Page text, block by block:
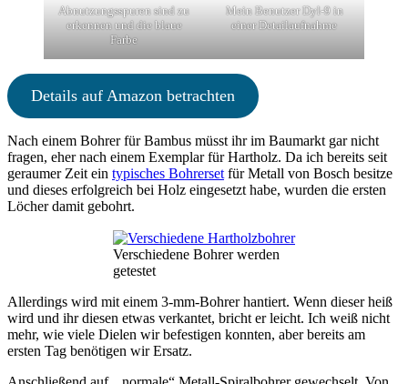
Abnutzungsspuren sind zu
erkennen und die blaue
Farbe
Mein Benutzer Dyl-9 in
einer Detailaufnahme
Details auf Amazon betrachten
Nach einem Bohrer für Bambus müsst ihr im Baumarkt gar nicht
fragen, eher nach einem Exemplar für Hartholz. Da ich bereits seit
geraumer Zeit ein typisches Bohrerset für Metall von Bosch besitze
und dieses erfolgreich bei Holz eingesetzt habe, wurden die ersten
Löcher damit gebohrt.
Verschiedene Bohrer werden
getestet
Allerdings wird mit einem 3-mm-Bohrer hantiert. Wenn dieser heiß
wird und ihr diesen etwas verkantet, bricht er leicht. Ich weiß nicht
mehr, wie viele Dielen wir befestigen konnten, aber bereits am
ersten Tag benötigen wir Ersatz.